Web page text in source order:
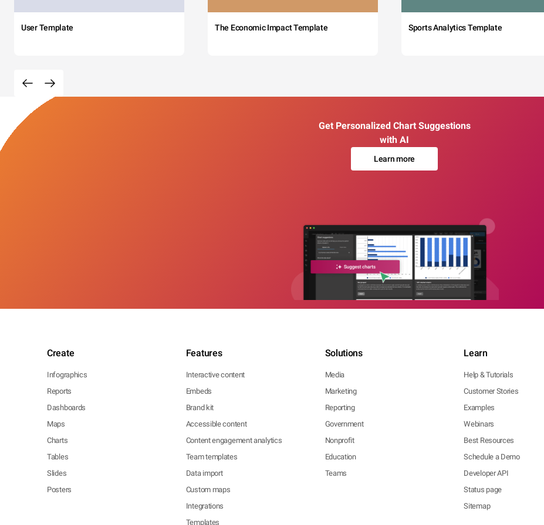
User Template The Economic Impact Template Sports Analytics Template
Get Personalized Chart Suggestions
with AI
Learn more
Create
Infographics
Reports
Dashboards
Maps
Charts
Tables
Slides
Posters
Features
Interactive content
Embeds
Brand kit
Accessible content
Content engagement analytics
Team templates
Data import
Custom maps
Integrations
Templates
Solutions
Media
Marketing
Reporting
Government
Nonprofit
Education
Teams
Learn
Help & Tutorials
Customer Stories
Examples
Webinars
Best Resources
Schedule a Demo
Developer API
Status page
Sitemap